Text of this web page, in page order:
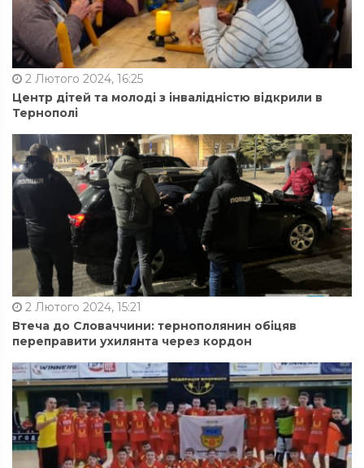
2 Лютого 2024, 16:25
Центр дітей та молоді з інвалідністю відкрили в
Тернополі
2 Лютого 2024, 15:21
Втеча до Словаччини: тернополянин обіцяв
переправити ухилянта через кордон